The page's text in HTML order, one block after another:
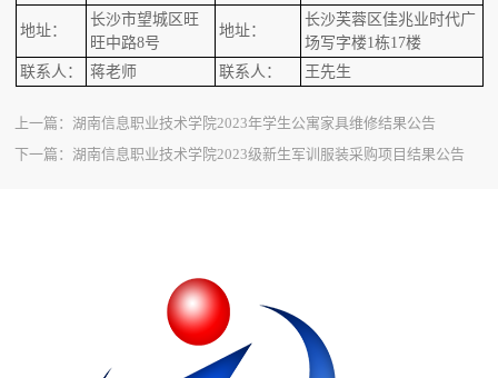
地址：
长沙市望城区旺
旺中路8号
地址：
长沙芙蓉区佳兆业时代广
场写字楼1栋17楼
联系人：
蒋老师 联系人： 王先生
上一篇： 湖南信息职业技术学院2023年学生公寓家具维修结果公告
下一篇： 湖南信息职业技术学院2023级新生军训服装采购项目结果公告